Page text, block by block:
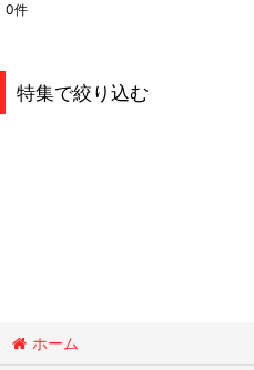
並び順:
0件
特集で絞り込む
【バラ】オレンジ〜アプリコット系
ホーム